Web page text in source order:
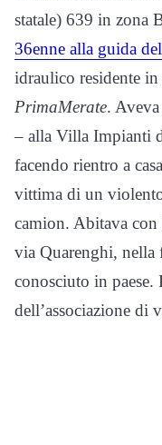
statale) 639 in zona
36enne alla guida
idraulico residente in
PrimaMerate.
– alla Villa Impianti
facendo rientro a
vittima di un
camion. Abitava con
via Quarenghi, nella
conosciuto in paese.
dell’associazione di